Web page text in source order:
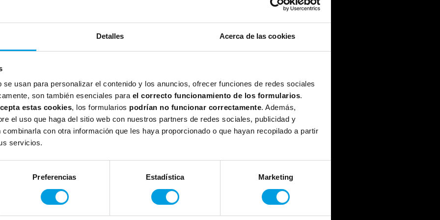
Detalles Acerca de las cookies
usan para personalizar el contenido y los anuncios, ofrecer funciones de redes sociales
son también esenciales para el correcto funcionamiento de los formularios.
estas cookies, los formularios podrían no funcionar correctamente. Además,
el uso que haga del sitio web con nuestros partners de redes sociales, publicidad y
con otra información que les haya proporcionado o que hayan recopilado a partir
servicios.
Preferencias Estadística Marketing
y además aprendiendo
decimos personas.
¿Cómo utilizamos el
activar para facilitar este
colectiva(empresa) en el proceso
existentes para el aprendizaje
11:30h a 13:00h
Modalidad
Alfred Maeso